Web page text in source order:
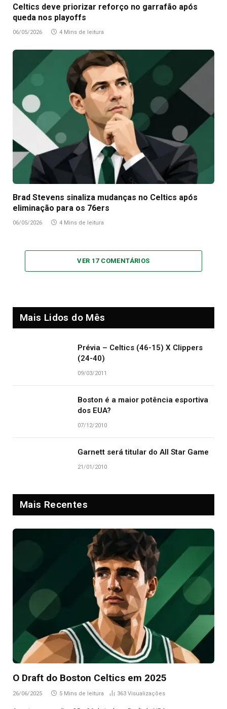
Celtics deve priorizar reforço no garrafão após
queda nos playoffs
06/05/2026 4 Mins de leitura
Brad Stevens sinaliza mudanças no Celtics após
eliminação para os 76ers
06/05/2026 4 Mins de leitura
VER 17 COMENTÁRIOS
Mais Lidos do Mês
Prévia – Celtics (46-15) X Clippers
(24-40)
09/03/2011
Boston é a maior potência esportiva
dos EUA?
07/12/2010
Garnett será titular do All Star Game
21/01/2010
Mais Recentes
O Draft do Boston Celtics em 2025
26/06/2025 5 Mins de leitura 363 Visualizações